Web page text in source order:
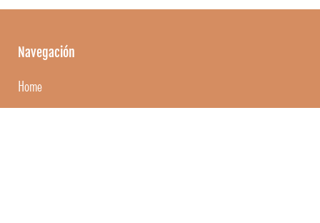
Navegación
Home
Quiénes somos